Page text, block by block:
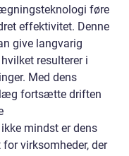
føre
effektivitet. Denne
give langvarig
resulterer i
Med dens
fortsætte driften
mindst er dens
virksomheder, der